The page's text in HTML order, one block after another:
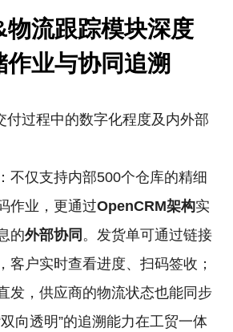
物流跟踪模块深度
业与协同追溯
付过程中的数字化程度及内外部
：不仅支持内部500个仓库的精细
作业，更通过OpenCRM架构实
的外部协同 。发货单可通过链接
客户实时查看进度、扫码签收；
发，供应商的物流状态也能同步
向透明”的追溯能力在工贸一体